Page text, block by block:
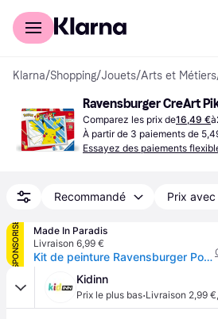
Acheter avec Klarna
Klarna/Shopping/Jouets/Arts et Métiers
Ravensburger CreArt
Comparez les prix de16,49 €à
À partir de 3 paiements de
Essayez des paiements
Recommandé Prix
SPONSORISÉ
Made In Paradis
Livraison 6,99 €
Kit de peinture Ravensburger Pokemon Pikachu - Rouge
Kidinn
Prix le plus bas·Livraison 2,99 €,